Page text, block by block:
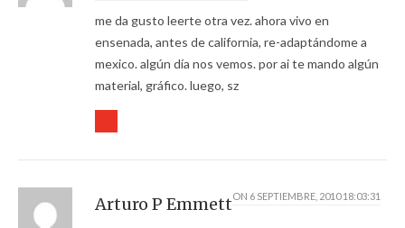
me da gusto leerte otra vez. ahora vivo en
ensenada, antes de california, re-adaptándome a
mexico. algún día nos vemos. por ai te mando algún
material, gráfico. luego, sz
Arturo P EmmettON 6 SEPTIEMBRE, 2010 18:03:31